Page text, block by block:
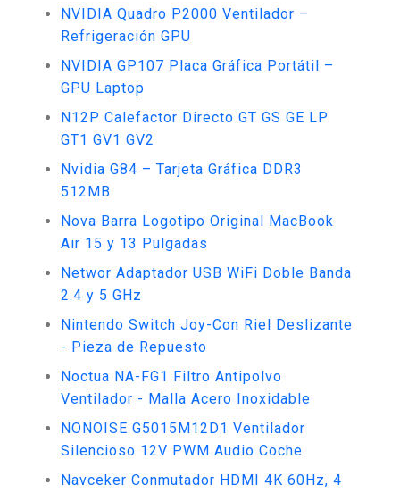
NVIDIA Quadro P2000 Ventilador –
Refrigeración GPU
NVIDIA GP107 Placa Gráfica Portátil –
GPU Laptop
N12P Calefactor Directo GT GS GE LP
GT1 GV1 GV2
Nvidia G84 – Tarjeta Gráfica DDR3
512MB
Nova Barra Logotipo Original MacBook
Air 15 y 13 Pulgadas
Networ Adaptador USB WiFi Doble Banda
2.4 y 5 GHz
Nintendo Switch Joy-Con Riel Deslizante
- Pieza de Repuesto
Noctua NA-FG1 Filtro Antipolvo
Ventilador - Malla Acero Inoxidable
NONOISE G5015M12D1 Ventilador
Silencioso 12V PWM Audio Coche
Navceker Conmutador HDMI 4K 60Hz, 4